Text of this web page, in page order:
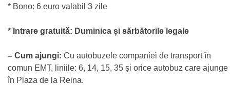
* Bono: 6 euro valabil 3 zile
* Intrare gratuită: Duminica și sărbătorile legale
– Cum ajungi: Cu autobuzele companiei de transport în
comun EMT, liniile: 6, 14, 15, 35 și orice autobuz care ajunge
în Plaza de la Reina.